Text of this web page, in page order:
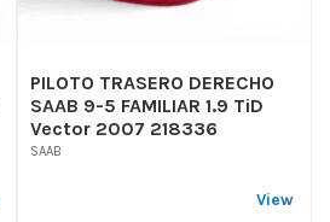
PILOTO TRASERO DERECHO
SAAB 9-5 FAMILIAR 1.9 TiD
Vector 2007 218336
SAAB
View